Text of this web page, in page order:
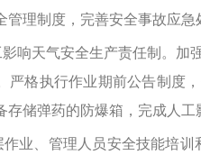
管理制度，完善安全事故应
天气安全生产责任制。加强
严格执行作业期前公告制度
存储弹药的防爆箱，完成人工
、管理人员安全技能培训